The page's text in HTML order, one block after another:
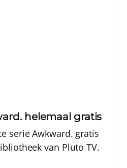
helemaal gratis
serie Awkward. gratis
van Pluto TV.